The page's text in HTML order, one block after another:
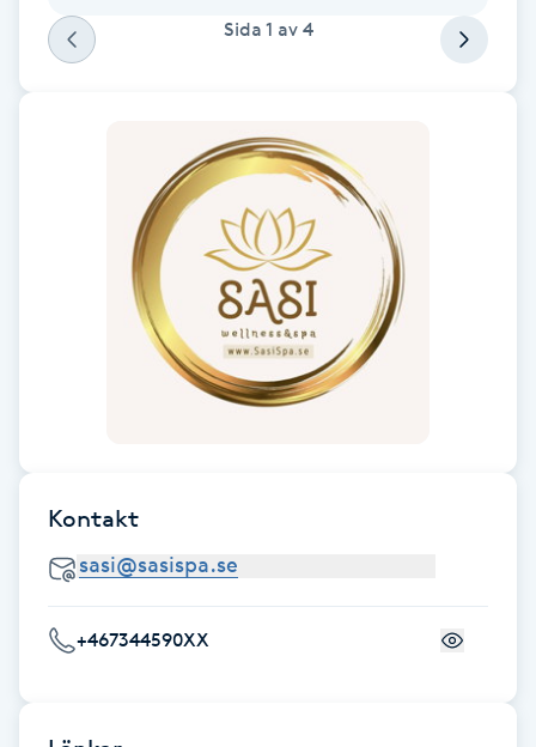
Herrklippning
HIFU
Hot Stone Massage
Hyaluronsyra
Hyperhidros
Hypnos
Sida 1 av 4
Kontakt
+467344590XX